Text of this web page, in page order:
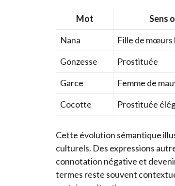
Mot Sens
Nana
Fille de mœurs
Gonzesse
Prostituée
Garce
Femme de
Cocotte
Prostituée
Cette évolution sémantique
culturels. Des expressions
connotation négative et
termes reste souvent